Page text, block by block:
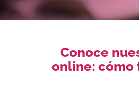
Conoce
online: cómo